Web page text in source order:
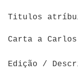
Titulos
Carta a
Edição /